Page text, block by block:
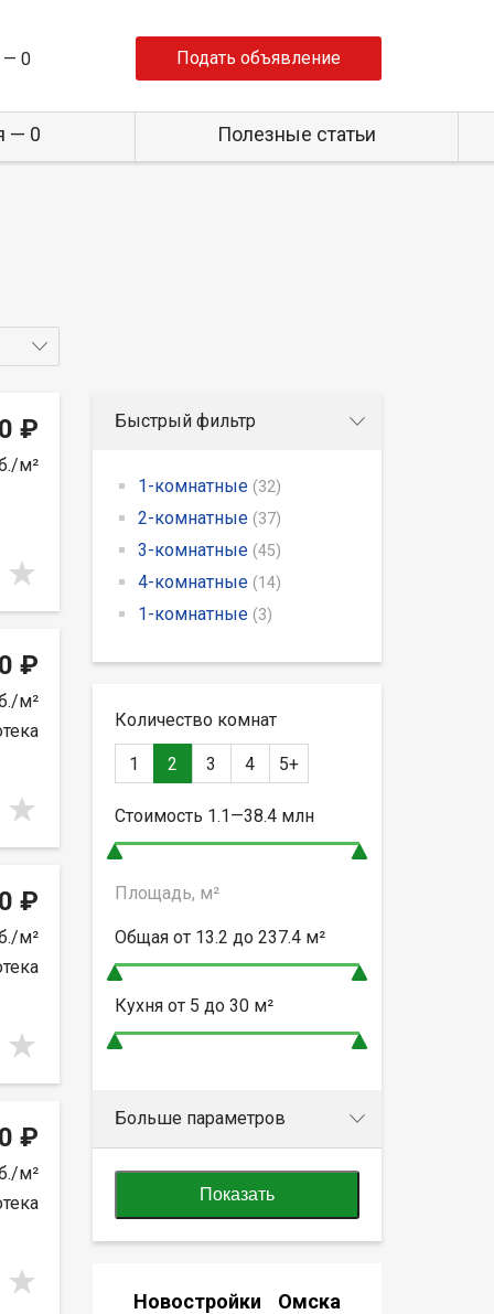
— 0 Подать объявление
— 0 Полезные статьи
₽
м²
₽
м²
₽
м²
₽
м²
Быстрый фильтр
1-комнатные (32)
2-комнатные (37)
3-комнатные (45)
4-комнатные (14)
1-комнатные (3)
Количество комнат
1 2 3 4 5+
Стоимость 1.1—38.4млн
Площадь, м²
Общая от 13.2 до 237.4м²
Кухня от 5 до 30м²
Больше параметров
Показать
Новостройки Омска